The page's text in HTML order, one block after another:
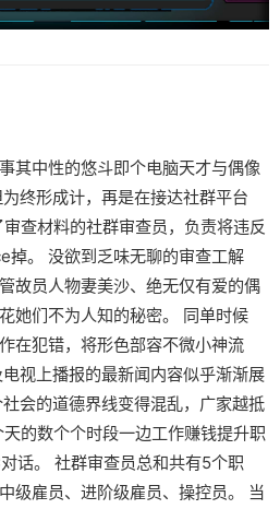
其中性的悠斗即个电脑天才与偶像
终形成计，再是在接达社群平台
查材料的社群审查员，负责将违反
。 没欲到乏味无聊的审查工解
故员人物妻美沙、绝无仅有爱的偶
她们不为人知的秘密。 同单时候
在犯错，将形色部容不微小神流
视上播报的最新闻内容似乎渐渐展
会的道德界线变得混乱，广家越抵
的数个个时段一边工作赚钱提升职
话。 社群审查员总和共有5个职
级雇员、进阶级雇员、操控员。 当